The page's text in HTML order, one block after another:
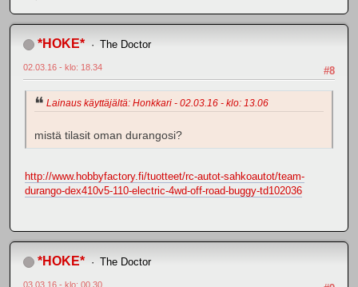
*HOKE* The Doctor
#8
02.03.16 - klo: 18.34
Lainaus käyttäjältä: Honkkari - 02.03.16 - klo: 13.06
mistä tilasit oman durangosi?
http://www.hobbyfactory.fi/tuotteet/rc-autot-sahkoautot/team-
durango-dex410v5-110-electric-4wd-off-road-buggy-td102036
*HOKE* The Doctor
03.03.16 - klo: 00.30